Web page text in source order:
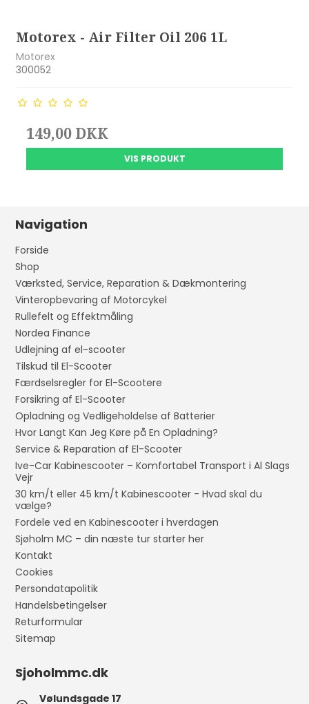
Motorex - Air Filter Oil 206 1L
Motorex
300052
149,00 DKK
VIS PRODUKT
Navigation
Forside
Shop
Værksted, Service, Reparation & Dækmontering
Vinteropbevaring af Motorcykel
Rullefelt og Effektmåling
Nordea Finance
Udlejning af el-scooter
Tilskud til El-Scooter
Færdselsregler for El-Scootere
Forsikring af El-Scooter
Opladning og Vedligeholdelse af Batterier
Hvor Langt Kan Jeg Køre på En Opladning?
Service & Reparation af El-Scooter
Ive-Car Kabinescooter – Komfortabel Transport i Al Slags
Vejr
30 km/t eller 45 km/t Kabinescooter - Hvad skal du
vælge?
Fordele ved en Kabinescooter i hverdagen
Sjøholm MC – din næste tur starter her
Kontakt
Cookies
Persondatapolitik
Handelsbetingelser
Returformular
Sitemap
Sjoholmmc.dk
Vølundsgade 17